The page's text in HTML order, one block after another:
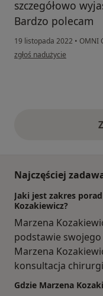
szczegółowo
Bardzo polecam
19 listopada 2022 • OMNI
w opinii użytkownika Pacjent
zgłoś nadużycie
Najczęściej
Jaki jest zakres
Kozakiewicz?
Marzena
podstawie swojego
Marzena
konsultacja
Gdzie Marzena